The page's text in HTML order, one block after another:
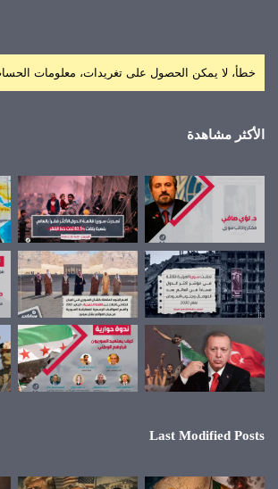
خطأ، لا يمكن الحصول على تغريدات، معلومات
الأكثر مشاهدة
Last Modified Posts